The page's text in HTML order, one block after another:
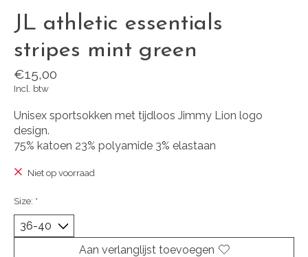
JL athletic essentials
stripes mint green
€15,00
Incl. btw
Unisex sportsokken met tijdloos Jimmy Lion logo
design.
75% katoen 23% polyamide 3% elastaan
Niet op voorraad
Size: *
Aan verlanglijst toevoegen